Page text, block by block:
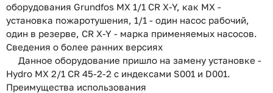
оборудования Grundfos MX 1/1 CR X-Y, как MX -
установка пожаротушения, 1/1 - один насос рабочий,
один в резерве, CR X-Y - марка применяемых насосов.
Сведения о более ранних версиях
Данное оборудование пришло на замену установке -
Hydro MX 2/1 CR 45-2-2 с индексами S001 и D001.
Преимущества использования